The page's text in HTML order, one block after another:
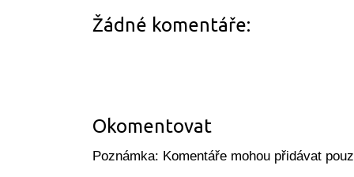
Žádné komentáře:
Okomentovat
Poznámka: Komentáře mohou přidávat